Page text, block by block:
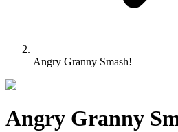
Angry Granny Smash!
Angry Granny